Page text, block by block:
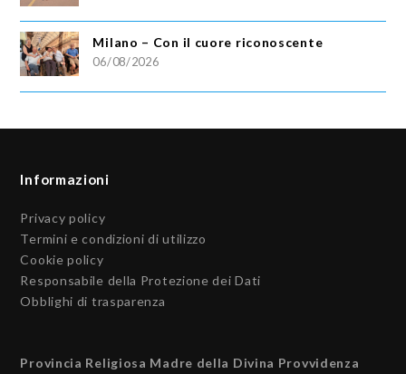
Milano – Con il cuore riconoscente
06/08/2026
Informazioni
Privacy policy
Termini e condizioni di utilizzo
Cookie policy
Responsabile della Protezione dei Dati
Obblighi di trasparenza
Provincia Religiosa Madre della Divina Provvidenza